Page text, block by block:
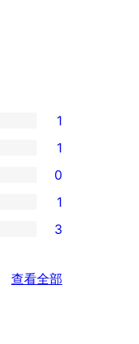
1
1
0
1
3
查看全部